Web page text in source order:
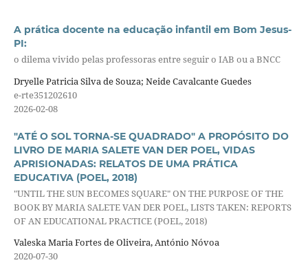
A prática docente na educação infantil em Bom Jesus-
PI:
o dilema vivido pelas professoras entre seguir o IAB ou a BNCC
Dryelle Patricia Silva de Souza; Neide Cavalcante Guedes
e-rte351202610
2026-02-08
"ATÉ O SOL TORNA-SE QUADRADO" A PROPÓSITO DO
LIVRO DE MARIA SALETE VAN DER POEL, VIDAS
APRISIONADAS: RELATOS DE UMA PRÁTICA
EDUCATIVA (POEL, 2018)
"UNTIL THE SUN BECOMES SQUARE" ON THE PURPOSE OF THE
BOOK BY MARIA SALETE VAN DER POEL, LISTS TAKEN: REPORTS
OF AN EDUCATIONAL PRACTICE (POEL, 2018)
Valeska Maria Fortes de Oliveira, António Nóvoa
2020-07-30